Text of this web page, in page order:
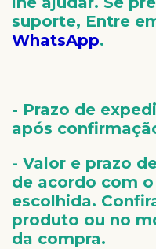
suporte, Entre
WhatsApp.
- Prazo de
após
- Valor e prazo
de acordo com
escolhida.
produto ou no
da compra.